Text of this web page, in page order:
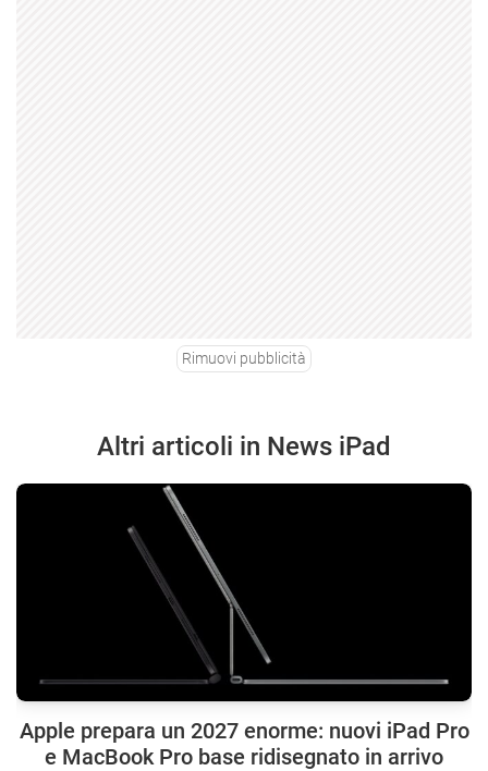
Rimuovi pubblicità
Altri articoli in News iPad
Apple prepara un 2027 enorme: nuovi iPad Pro
e MacBook Pro base ridisegnato in arrivo